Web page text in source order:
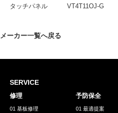
タッチパネル VT4T11OJ-G
メーカー一覧へ戻る
SERVICE
修理
01 基板修理
予防保全
01 最適提案